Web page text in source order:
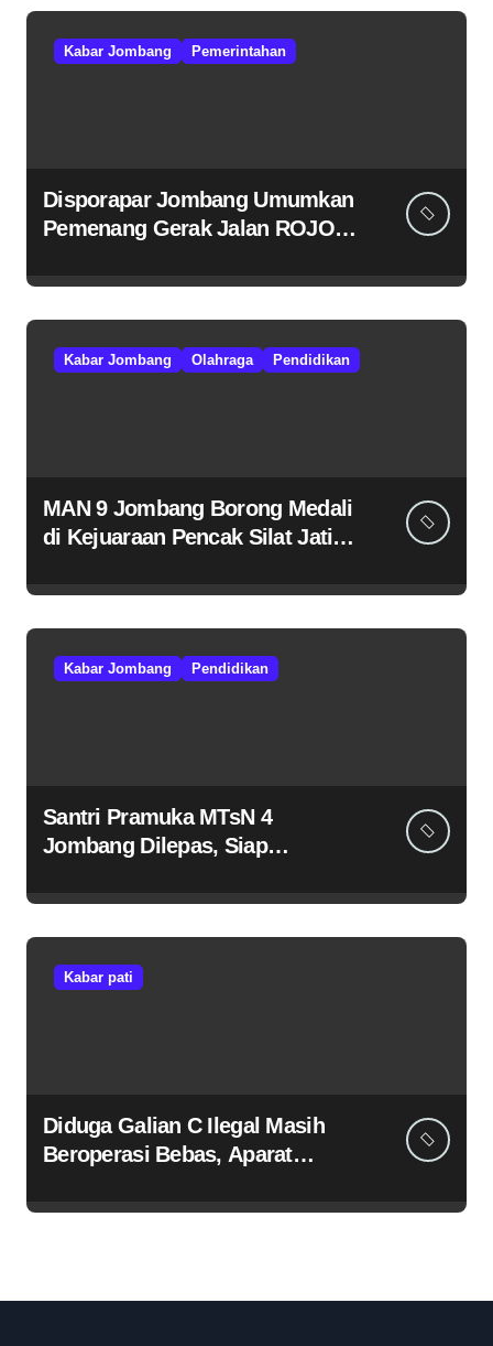
Kabar Jombang Pemerintahan
Disporapar Jombang Umumkan
Pemenang Gerak Jalan ROJO
Kabar Jombang Olahraga Pendidikan
MAN 9 Jombang Borong Medali
di Kejuaraan Pencak Silat Jatim
Kabar Jombang Pendidikan
Santri Pramuka MTsN 4
Jombang Dilepas, Siap
Jambore Nasional Cibubur
Kabar pati
Diduga Galian C Ilegal Masih
Beroperasi Bebas, Aparat